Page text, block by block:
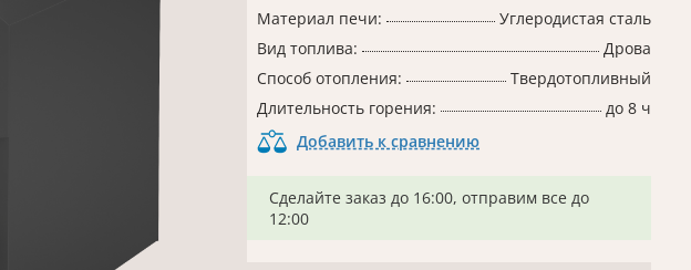
Материал печи:
Углеродистая сталь
Вид топлива:
Дрова
Способ отопления:
Твердотопливный
Длительность горения:
до 8 ч
Добавить к сравнению
Сделайте заказ до 16:00, отправим все до
12:00